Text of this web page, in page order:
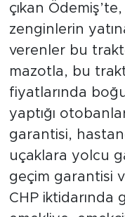
çıkan
zenginlerin
verenler bu
mazotla, bu
fiyatlarında
yaptığı
garantisi,
uçaklara yolcu
geçim garantisi
CHP iktidarında